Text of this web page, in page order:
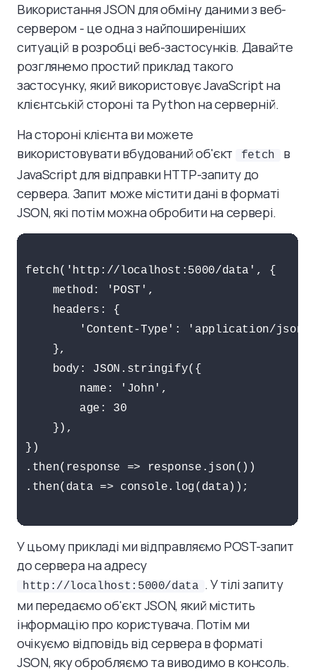
Використання JSON для обміну даними з веб-
сервером - це одна з найпоширеніших
ситуацій в розробці веб-застосунків. Давайте
розглянемо простий приклад такого
застосунку, який використовує JavaScript на
клієнтській стороні та Python на серверній.
На стороні клієнта ви можете
використовувати вбудований об'єкт
fetch
в
JavaScript для відправки HTTP-запиту до
сервера. Запит може містити дані в форматі
JSON, які потім можна обробити на сервері.
fetch('http://localhost:5000/data', {
    method: 'POST',
    headers: {
'Content-Type': 'application/
    },
    body: JSON.stringify({
        name: 'John',
        age: 30
    }),
})
.then(response => response.json())
.then(data => console.log(data));
У цьому прикладі ми відправляємо POST-запит
до сервера на адресу
http://localhost:5000/data . У тілі запиту
ми передаємо об'єкт JSON, який містить
інформацію про користувача. Потім ми
очікуємо відповідь від сервера в форматі
JSON, яку обробляємо та виводимо в консоль.